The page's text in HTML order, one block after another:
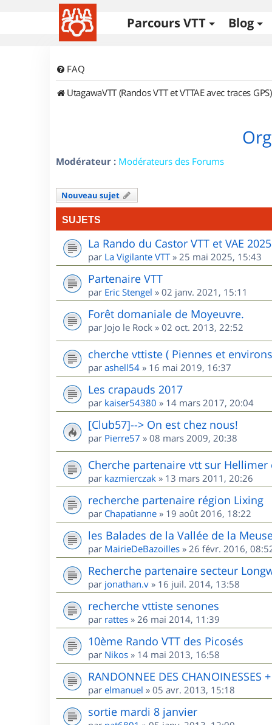
Parcours VTT Blog
FAQ
UtagawaVTT (Randos VTT et VTTAE avec traces GPS)
Modérateur : Modérateurs des Forums
Nouveau sujet
SUJETS
La Rando du Castor VTT et VAE 2025
par La Vigilante VTT» 25 mai 2025, 15:43
Partenaire VTT
par Eric Stengel » 02 janv. 2021, 15:11
Forêt domaniale de Moyeuvre.
par Jojo le Rock » 02 oct. 2013, 22:52
cherche vttiste ( Piennes et
par ashell54 » 16 mai 2019, 16:37
Les crapauds 2017
par kaiser54380 » 14 mars 2017, 20:04
[Club57]--> On est chez nous!
par Pierre57 » 08 mars 2009, 20:38
Cherche partenaire vtt sur Hellimer
par kazmierczak » 13 mars 2011, 20:26
recherche partenaire région Lixing
par Chapatianne » 19 août 2016, 18:22
les Balades de la Vallée de la
par MairieDeBazoilles » 26 févr. 2016,
Recherche partenaire secteur
par jonathan.v » 16 juil. 2014, 13:58
recherche vttiste senones
par rattes » 26 mai 2014, 11:39
10ème Rando VTT des Picosés
par Nikos » 14 mai 2013, 16:58
RANDONNEE DES CHANOINESSES
par elmanuel » 05 avr. 2013, 15:18
sortie mardi 8 janvier